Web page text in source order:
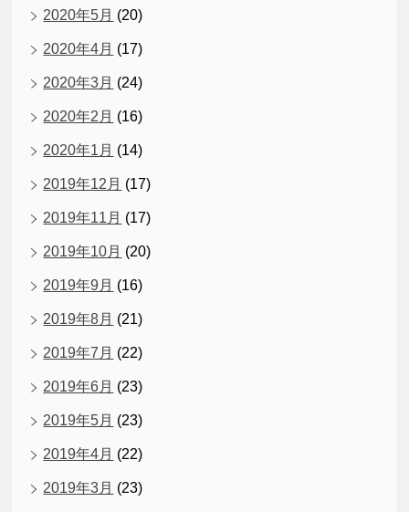
2020年5月 (20)
2020年4月 (17)
2020年3月 (24)
2020年2月 (16)
2020年1月 (14)
2019年12月 (17)
2019年11月 (17)
2019年10月 (20)
2019年9月 (16)
2019年8月 (21)
2019年7月 (22)
2019年6月 (23)
2019年5月 (23)
2019年4月 (22)
2019年3月 (23)